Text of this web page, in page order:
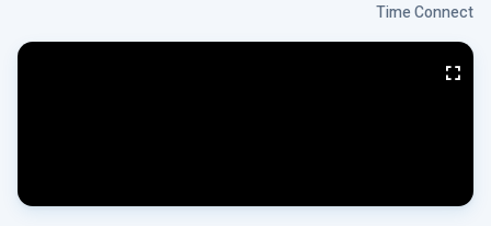
Time Connect